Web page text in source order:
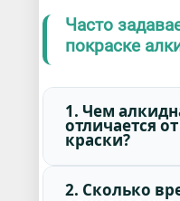
Часто
покраске
1. Чем
отличается
краски?
2. Сколько